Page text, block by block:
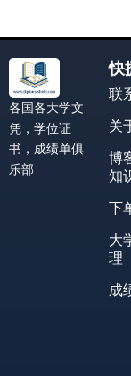
各国各大学文
凭，学位证
书，成绩单俱
乐部
快
联
关
博
知
下
大
理
成